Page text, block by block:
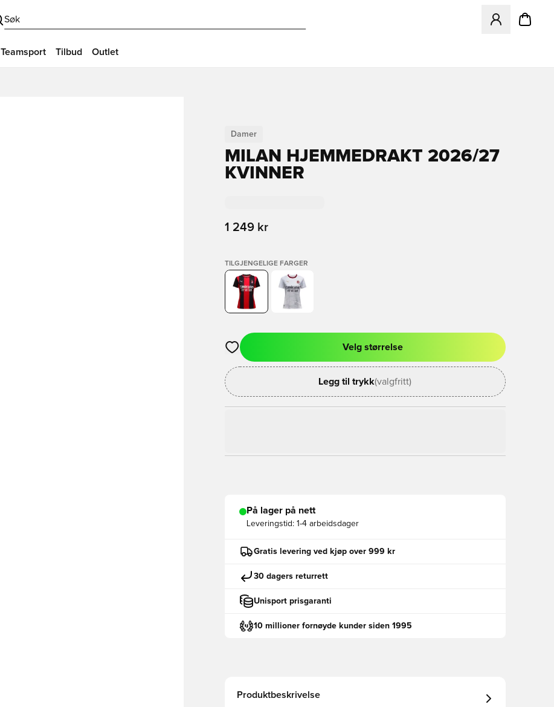
Søk
Åpner en
Teamsport Tilbud Outlet
Damer
MILAN HJEMMEDRAKT 2026/27
KVINNER
1 249 kr
TILGJENGELIGE FARGER
Åpner en Modal for å logge inn eller registrere deg som medlem
Velg størrelse
Legg til trykk(valgfritt)
På lager på nett
Leveringstid: 1-4 arbeidsdager
Gratis levering ved kjøp over 999 kr
30 dagers returrett
Unisport prisgaranti
10 millioner fornøyde kunder siden 1995
Produktbeskrivelse